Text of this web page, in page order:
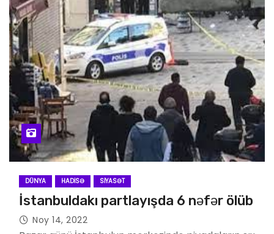
DÜNYA HADISƏ SIYASƏT
İstanbuldakı partlayışda 6 nəfər ölüb
Noy 14, 2022